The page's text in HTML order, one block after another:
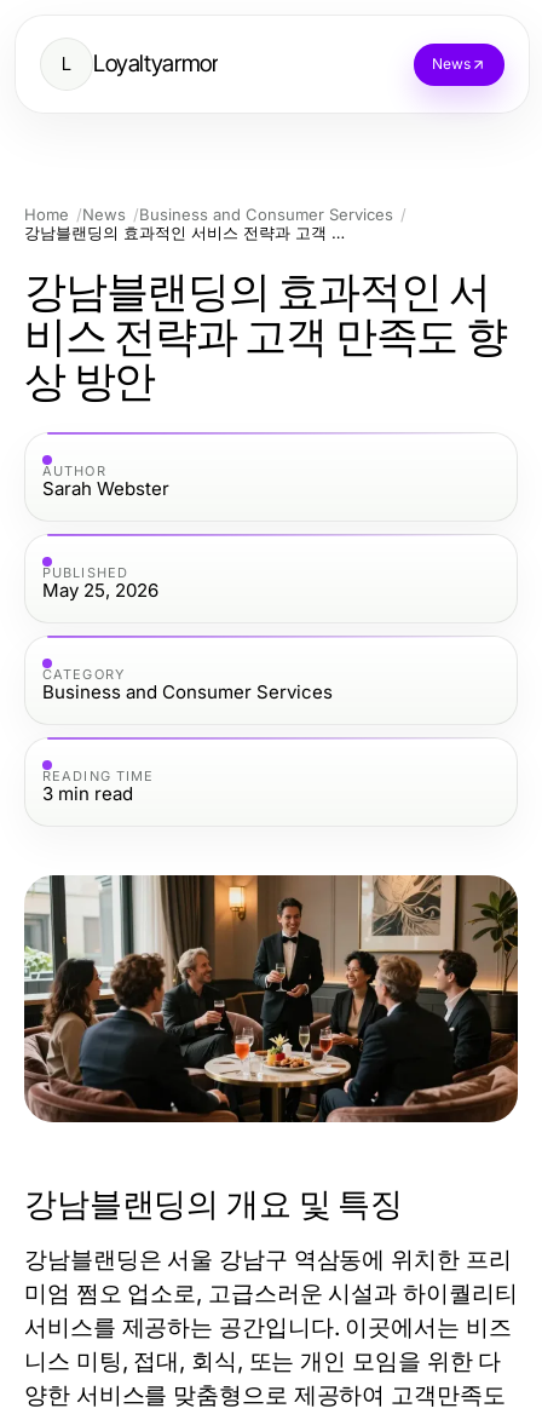
L Loyaltyarmor News
Home News
Business and Consumer Services
강남블랜딩의 효과적인 서비스 전략과 고객 만족도 향상 방안
강남블랜딩의 효과적인 서
비스 전략과 고객 만족도 향
상 방안
AUTHOR
Sarah Webster
PUBLISHED
May 25, 2026
CATEGORY
Business and Consumer Services
READING TIME
3 min read
강남블랜딩의 개요 및 특징
강남블랜딩은 서울 강남구 역삼동에 위치한 프리
미엄 쩜오 업소로, 고급스러운 시설과 하이퀄리티
서비스를 제공하는 공간입니다. 이곳에서는 비즈
니스 미팅, 접대, 회식, 또는 개인 모임을 위한 다
양한 서비스를 맞춤형으로 제공하여 고객만족도